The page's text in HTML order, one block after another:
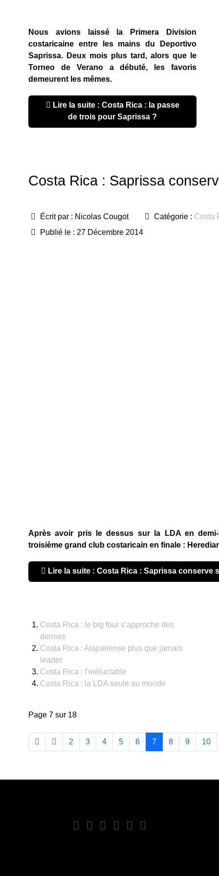
Nous avions laissé la Primera Division
costaricaine entre les mains du Deportivo
Saprissa. Deux mois plus tard, alors que le
Torneo de Verano a débuté, les favoris
demeurent les mêmes.
Lire la suite : Costa Rica : la passe
de trois pour Saprissa ?
Costa Rica : Saprissa
Écrit par : Nicolas Cougot Catégorie : Costa
Publié le : 27 Décembre 2014
Après avoir pris le dessus sur la LDA en
troisième grand club costaricain en finale :
Lire la suite : Costa Rica : Saprissa conserve
Costa Rica : le big four s’approche des
demies
Costa Rica : Alajuelense plus que jamais
leader
Costa Rica : l’inéluctable
Costa Rica : la LDA seule au monde
Page 7 sur 18
2 3 4 5 6 7 8 9 10